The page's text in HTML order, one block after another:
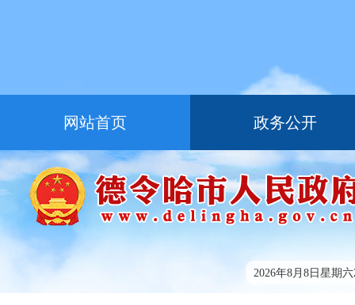
网站首页 政务公开
走进德令哈 友情链接
2026年8月8日星期六